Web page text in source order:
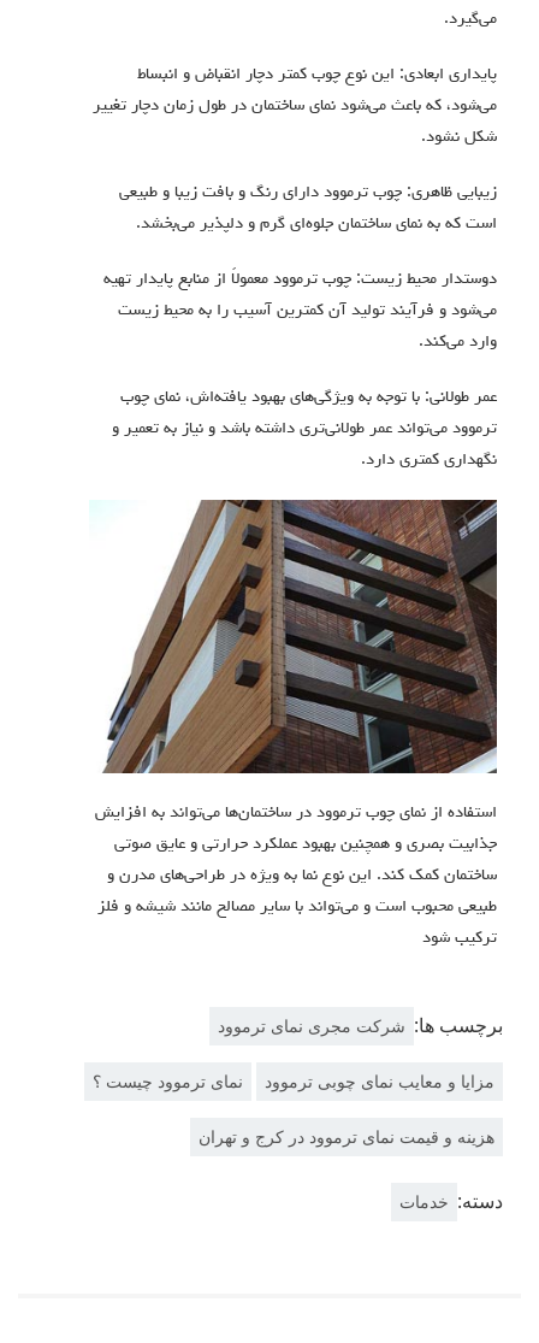
می‌گیرد.
پایداری ابعادی: این نوع چوب کمتر دچار انقباض و انبساط
می‌شود، که باعث می‌شود نمای ساختمان در طول زمان دچار تغییر
شکل نشود.
زیبایی ظاهری: چوب ترموود دارای رنگ و بافت زیبا و طبیعی
است که به نمای ساختمان جلوه‌ای گرم و دلپذیر می‌بخشد.
دوستدار محیط زیست: چوب ترموود معمولاً از منابع پایدار تهیه
می‌شود و فرآیند تولید آن کمترین آسیب را به محیط زیست
وارد می‌کند.
عمر طولانی: با توجه به ویژگی‌های بهبود یافته‌اش، نمای چوب
ترموود می‌تواند عمر طولانی‌تری داشته باشد و نیاز به تعمیر و
نگهداری کمتری دارد.
استفاده از نمای چوب ترموود در ساختمان‌ها می‌تواند به افزایش
جذابیت بصری و همچنین بهبود عملکرد حرارتی و عایق صوتی
ساختمان کمک کند. این نوع نما به ویژه در طراحی‌های مدرن و
طبیعی محبوب است و می‌تواند با سایر مصالح مانند شیشه و فلز
ترکیب شود
برچسب ها: شرکت مجری نمای ترموود
مزایا و معایب نمای چوبی ترموود نمای ترموود چیست ؟
هزینه و قیمت نمای ترموود در کرج و تهران
دسته: خدمات